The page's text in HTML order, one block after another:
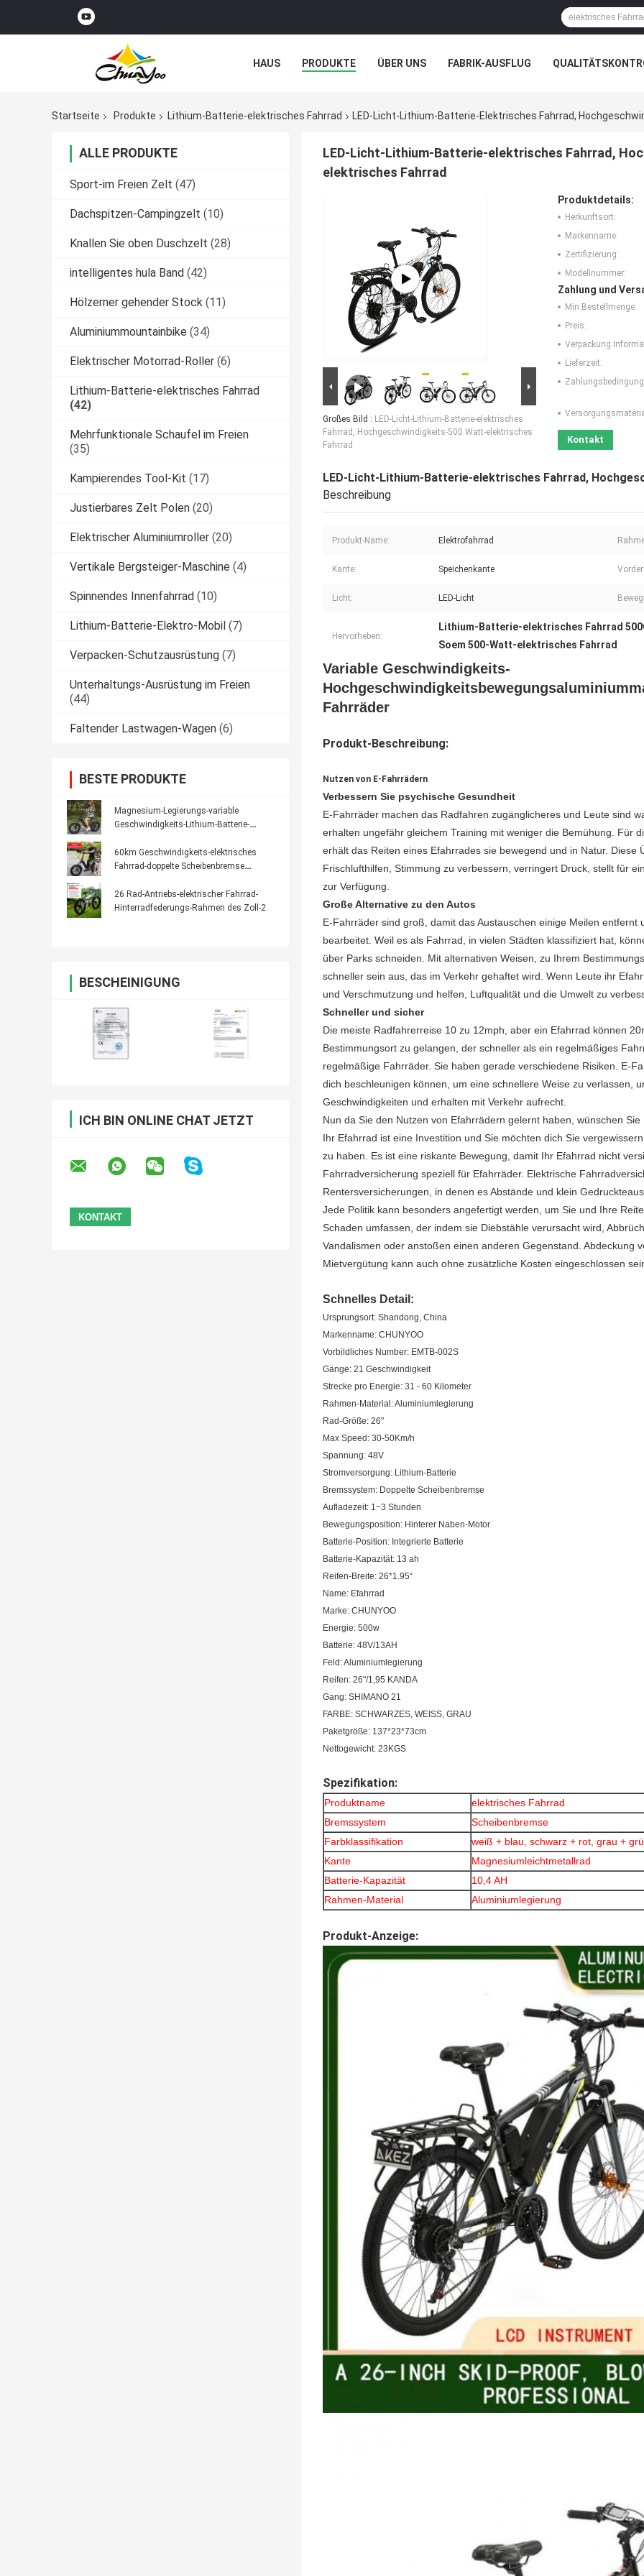
HAUS PRODUKTE ÜBER UNS FABRIK-AUSFLUG
Startseite
Produkte Lithium-Batterie-elektrisches Fahrrad LED-Licht-Lithium-Batterie-Elektrisches Fahrrad,
ALLE PRODUKTE
Sport-im Freien Zelt (47)
Dachspitzen-Campingzelt (10)
Knallen Sie oben Duschzelt (28)
intelligentes hula Band (42)
Hölzerner gehender Stock (11)
Aluminiummountainbike (34)
Elektrischer Motorrad-Roller (6)
Lithium-Batterie-elektrisches Fahrrad
(42)
Mehrfunktionale Schaufel im Freien
(35)
Kampierendes Tool-Kit (17)
Justierbares Zelt Polen (20)
Elektrischer Aluminiumroller (20)
Vertikale Bergsteiger-Maschine (4)
Spinnendes Innenfahrrad (10)
Lithium-Batterie-Elektro-Mobil (7)
Verpacken-Schutzausrüstung (7)
Unterhaltungs-Ausrüstung im Freien
(44)
Faltender Lastwagen-Wagen (6)
BESTE PRODUKTE
Magnesium-Legierungs-variable
Geschwindigkeits-Lithium-Batterie-
40Km/H
60km Geschwindigkeits-elektrisches
Fahrrad-doppelte Scheibenbremse
26 Rad-Antriebs-elektrischer Fahrrad-
Hinterradfederungs-Rahmen des Zoll-2
BESCHEINIGUNG
ICH BIN ONLINE CHAT JETZT
LED-Licht-Lithium-Batterie-elektrisches Fahrrad,
elektrisches Fahrrad
Großes Bild : LED-Licht-Lithium-Batterie-elektrisches
Fahrrad, Hochgeschwindigkeits-500 Watt-elektrisches
Fahrrad
Produktdetails:
Herkunftsort:
Markenname:
Zertifizierung:
Modellnummer:
Zahlung und
Min Bestellmenge:
Preis:
Verpackung
Lieferzeit:
Kontakt
LED-Licht-Lithium-Batterie-elektrisches Fahrrad,
Beschreibung
Produkt-Name: Elektrofahrrad
Kante: Speichenkante
Licht: LED-Licht
Hervorheben:
Lithium-Batterie-elektrisches Fahrrad
Soem 500-Watt-elektrisches Fahrrad
Variable Geschwindigkeits-
Fahrräder
Produkt-Beschreibung:
Nutzen von E-Fahrrädern
Verbessern Sie psychische Gesundheit
E-Fahrräder machen das Radfahren zugänglicheres und Leute sind
erhalten ungefähr gleichem Training mit weniger die Bemühung. Für
erhält das Reiten eines Efahrrades sie bewegend und in Natur. Diese
Frischlufthilfen, Stimmung zu verbessern, verringert Druck, stellt für
zur Verfügung.
Große Alternative zu den Autos
E-Fahrräder sind groß, damit das Austauschen einige Meilen
bearbeitet. Weil es als Fahrrad, in vielen Städten klassifiziert hat,
über Parks schneiden. Mit alternativen Weisen, zu Ihrem
schneller sein aus, das im Verkehr gehaftet wird. Wenn Leute ihr
und Verschmutzung und helfen, Luftqualität und die Umwelt zu
Schneller und sicher
Die meiste Radfahrerreise 10 zu 12mph, aber ein Efahrrad können
Bestimmungsort zu gelangen, der schneller als ein regelmäßiges
regelmäßige Fahrräder. Sie haben gerade verschiedene Risiken. E-
dich beschleunigen können, um eine schnellere Weise zu verlassen,
Geschwindigkeiten und erhalten mit Verkehr aufrecht.
Nun da Sie den Nutzen von Efahrrädern gelernt haben, wünschen
Ihr Efahrrad ist eine Investition und Sie möchten dich Sie
zu haben. Es ist eine riskante Bewegung, damit Ihr Efahrrad nicht
Fahrradversicherung speziell für Efahrräder. Elektrische
Rentersversicherungen, in denen es Abstände und klein
Jede Politik kann besonders angefertigt werden, um Sie und Ihre
Schaden umfassen, der indem sie Diebstähle verursacht wird,
Vandalismen oder anstoßen einen anderen Gegenstand. Abdeckung
Mietvergütung kann auch ohne zusätzliche Kosten eingeschlossen
Schnelles Detail:
Ursprungsort: Shandong, China
Markenname: CHUNYOO
Vorbildliches Number: EMTB-002S
Gänge: 21 Geschwindigkeit
Strecke pro Energie: 31 - 60 Kilometer
Rahmen-Material: Aluminiumlegierung
Rad-Größe: 26"
Max Speed: 30-50Km/h
Spannung: 48V
Stromversorgung: Lithium-Batterie
Bremssystem: Doppelte Scheibenbremse
Aufladezeit: 1~3 Stunden
Bewegungsposition: Hinterer Naben-Motor
Batterie-Position: Integrierte Batterie
Batterie-Kapazität: 13 ah
Reifen-Breite: 26*1.95“
Name: Efahrrad
Marke: CHUNYOO
Energie: 500w
Batterie: 48V/13AH
Feld: Aluminiumlegierung
Reifen: 26"/1,95 KANDA
Gang: SHIMANO 21
FARBE: SCHWARZES, WEISS, GRAU
Paketgröße: 137*23*73cm
Nettogewicht: 23KGS
Spezifikation:
Produktname
elektrisches Fahrrad
Bremssystem
Scheibenbremse
Farbklassifikation
weiß + blau, schwarz + rot, grau +
Kante
Magnesiumleichtmetallrad
Batterie-Kapazität
10,4 AH
Rahmen-Material
Aluminiumlegierung
Produkt-Anzeige: